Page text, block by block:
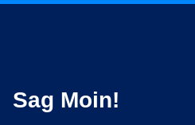
Sag Moin!